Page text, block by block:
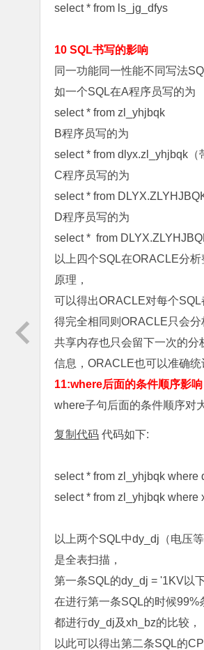
select * from ls_jg_dfys
10 SQL书写的影响
同一功能同一性能不同写法
如一个SQL在A程序员写的为
select * from zl_yhjbqk
B程序员写的为
select * from dlyx.zl_yhjbqk（
C程序员写的为
select * from
D程序员写的为
select * from
以上四个SQL在ORACLE分
原理，
可以得出ORACLE对每个
得完全相同则ORACLE只会分
共享内存也只会留下一次的
信息，ORACLE也可以准确统
11:where后面的条件顺序影响
where子句后面的条件顺序对
复制代码 代码如下:
select * from zl_yhjbqk where
select * from zl_yhjbqk
以上两个SQL中dy_dj（电压
是全表扫描，
第一条SQL的dy_dj = '1KV以
在进行第一条SQL的时候
都进行dy_dj及xh_bz的比较，
以此可以得出第二条SQL的